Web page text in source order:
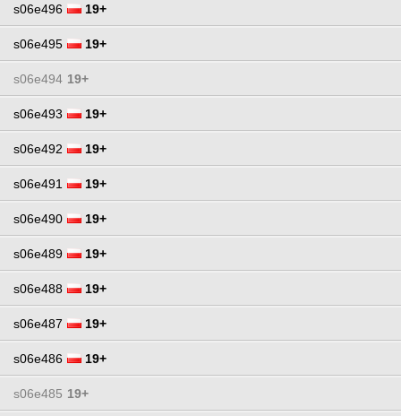
s06e496 19+
s06e495 19+
s06e494 19+
s06e493 19+
s06e492 19+
s06e491 19+
s06e490 19+
s06e489 19+
s06e488 19+
s06e487 19+
s06e486 19+
s06e485 19+